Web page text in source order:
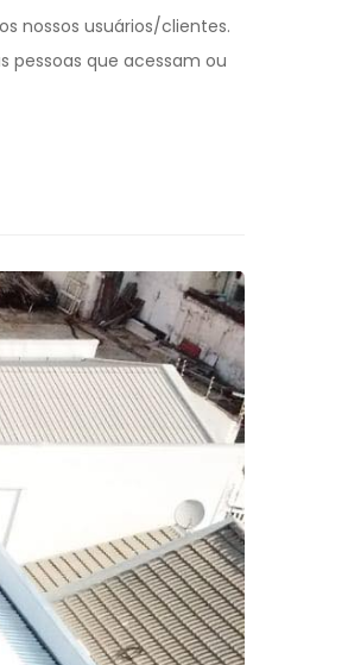
nossos usuários/clientes.
pessoas que acessam ou